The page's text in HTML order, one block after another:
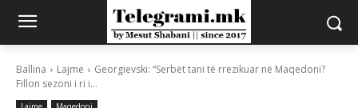
Ballina Lajme
Georgievski: “Serbët tani të rrezikuar në Maqedoni?
Fillon sezoni i ri i...